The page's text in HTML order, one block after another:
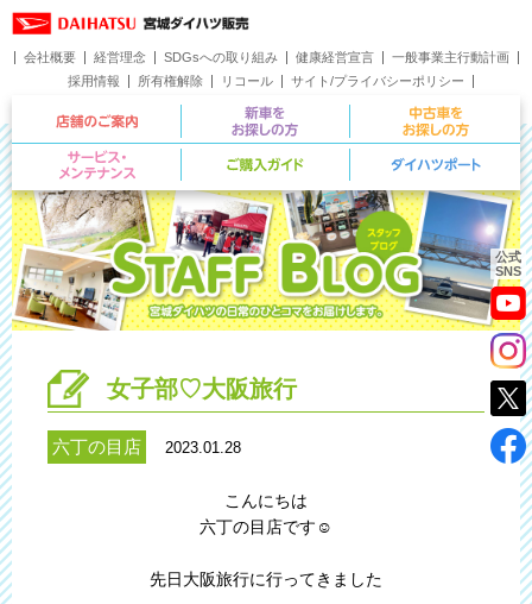
公式
SNS
会社概要 経営理念 SDGsへの取り組み 健康経営宣言
一般事業主行動計画
採用情報
所有権解除 リコール
サイト/プライバシーポリシー
お問い合わせ
店舗のご案内 新車をお探しの方
サービス・メンテナンス ご購入ガイド
女子部♡大阪旅行
六丁の目店 2023.01.28
こんにちは
六丁の目店です☺︎
先日大阪旅行に行ってきました